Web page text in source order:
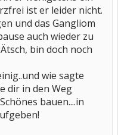
ist er leider nicht.
und das Gangliom
auch wieder zu
bin doch noch
wie sagte
dir in den Weg
bauen....in